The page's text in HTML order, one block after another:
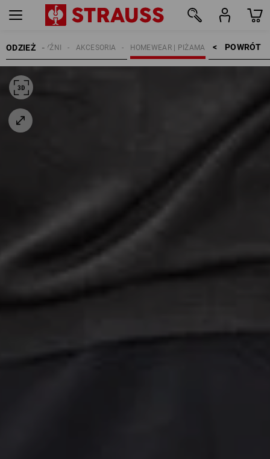
ODZIEŻ POWRÓT    >
HOMEWEAR | PIŻAMA
AKCESORIA
MĘŻCZYŹNI